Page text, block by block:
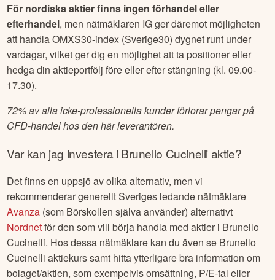
För nordiska aktier finns ingen förhandel eller
efterhandel, men nätmäklaren IG ger däremot möjligheten
att handla OMXS30-index (Sverige30) dygnet runt under
vardagar, vilket ger dig en möjlighet att ta positioner eller
hedga din aktieportfölj före eller efter stängning (kl. 09.00-
17.30).
72% av alla icke-professionella kunder förlorar pengar på
CFD-handel hos den här leverantören.
Var kan jag investera iBrunello Cucinelliaktie?
Det finns en uppsjö av olika alternativ, men vi
rekommenderar generellt Sveriges ledande nätmäklare
Avanza (som Börskollen själva använder) alternativt
Nordnetför den som vill börja handla med aktier i Brunello
Cucinelli. Hos dessa nätmäklare kan du även se Brunello
Cucinelli aktiekurs samt hitta ytterligare bra information om
bolaget/aktien, som exempelvis omsättning, P/E-tal eller